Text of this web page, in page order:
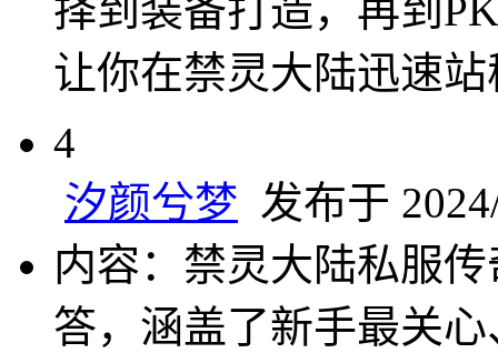
择到装备打造，再到
让你在禁灵大陆迅速
4
汐颜兮梦 发布于
内容：禁灵大陆私服
答，涵盖了新手最关